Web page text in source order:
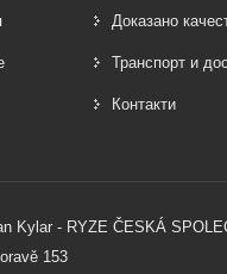
Доказано
Транспорт и
Контакти
Kylar - RYZE ČESKÁ
153